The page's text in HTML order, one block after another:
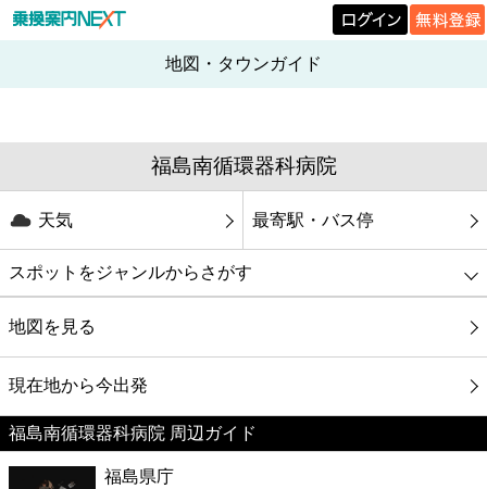
地図・タウンガイド
福島南循環器科病院
天気 最寄駅・バス停
スポットをジャンルからさがす
グルメ
映画
美容
地図を見る
現在地から今出発
福島南循環器科病院 周辺ガイド
福島県庁